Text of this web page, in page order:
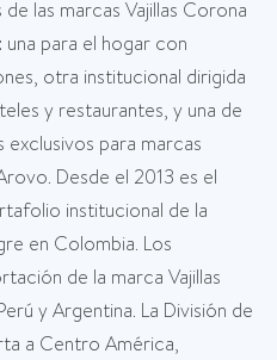
las marcas Vajillas Corona
para el hogar con
otra institucional dirigida
y restaurantes, y una de
para marcas
Desde el 2013 es el
institucional de la
en Colombia. Los
de la marca Vajillas
y Argentina. La División de
a Centro América,